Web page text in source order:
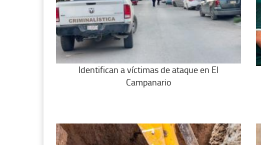
Identifican a víctimas de ataque en El
Campanario